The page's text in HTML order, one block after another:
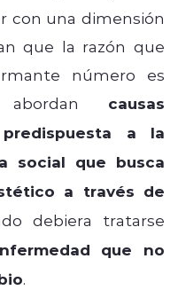
con una dimensión
que la razón que
número es
causas
a la
social que busca
a través de
debiera tratarse
que no
.